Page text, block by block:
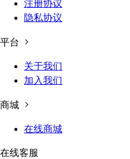
注册协议
隐私协议
平台
关于我们
加入我们
商城
在线商城
在线客服